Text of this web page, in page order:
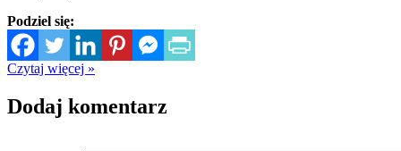
Podziel się:
Czytaj więcej »
Dodaj komentarz